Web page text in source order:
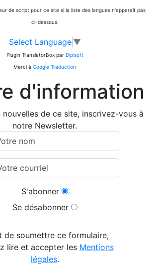
de script pour ce site si la liste des langues n'apparaît pas
ci-dessous.
Select Language ▼
Plugin TranslatorBox par Dipisoft
Merci à Google Traduction
d'information
nouvelles de ce site, inscrivez-vous à
notre Newsletter.
S'abonner
Se désabonner
de soumettre ce formulaire,
lire et accepter les Mentions
légales.